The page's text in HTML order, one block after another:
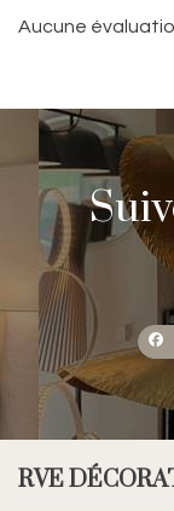
Aucune
RVE